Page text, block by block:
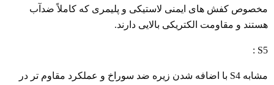
مخصوص کفش های ایمنی لاستیکی و پلیمری که کاملاً ضدآب
هستند و مقاومت الکتریکی بالایی دارند.
S5 :
مشابه S4 با اضافه شدن زیره ضد سوراخ و عملکرد مقاوم تر در